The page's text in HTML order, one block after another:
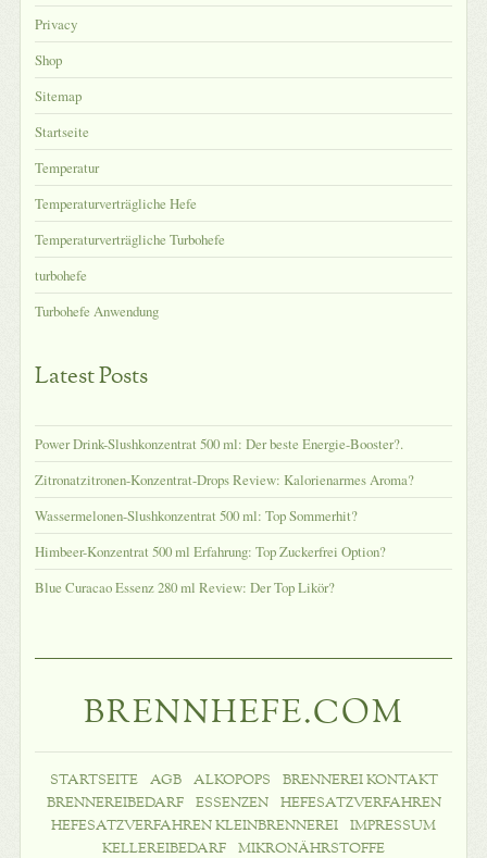
Privacy
Shop
Sitemap
Startseite
Temperatur
Temperaturverträgliche Hefe
Temperaturverträgliche Turbohefe
turbohefe
Turbohefe Anwendung
Latest Posts
Power Drink-Slushkonzentrat 500 ml: Der beste Energie-Booster?.
Zitronatzitronen-Konzentrat-Drops Review: Kalorienarmes Aroma?
Wassermelonen-Slushkonzentrat 500 ml: Top Sommerhit?
Himbeer-Konzentrat 500 ml Erfahrung: Top Zuckerfrei Option?
Blue Curacao Essenz 280 ml Review: Der Top Likör?
BRENNHEFE.COM
STARTSEITE AGB ALKOPOPS
BRENNEREI KONTAKT
BRENNEREIBEDARF
ESSENZEN
HEFESATZVERFAHREN
HEFESATZVERFAHREN KLEINBRENNEREI
IMPRESSUM
KELLEREIBEDARF
MIKRONÄHRSTOFFE